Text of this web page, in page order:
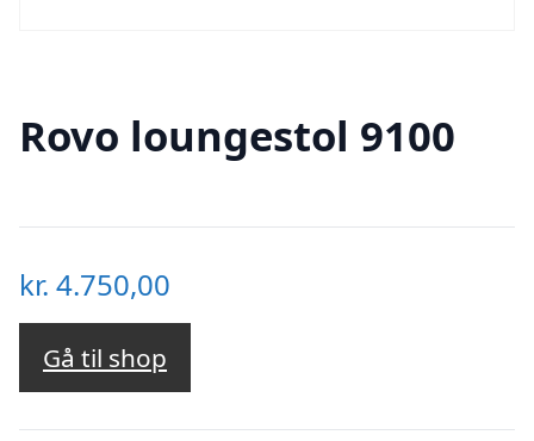
Rovo loungestol 9100
kr. 4.750,00
Gå til shop